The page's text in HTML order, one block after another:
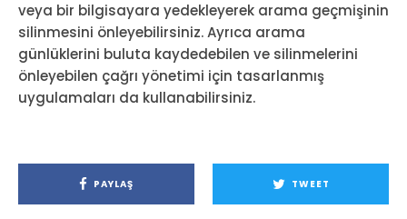
veya bir bilgisayara yedekleyerek arama geçmişinin
silinmesini önleyebilirsiniz. Ayrıca arama
günlüklerini buluta kaydedebilen ve silinmelerini
önleyebilen çağrı yönetimi için tasarlanmış
uygulamaları da kullanabilirsiniz.
PAYLAŞ TWEET